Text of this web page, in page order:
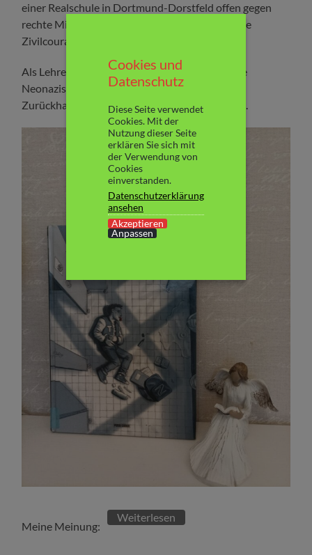
einer Realschule in Dortmund-Dorstfeld offen gegen
rechte Mitschüler steht, ahnt er nicht, dass diese
Zivilcourage sein Leben in Gefahr bringt.
Als Lehrer und Eltern ihm nicht glauben und die
Neonazis das mitbekommen, gibt es keine
Zurückhaltung mehr und die Gewalt eskaliert….
Meine Meinung:
Weiterlesen
Cookies und
Datenschutz
Diese Seite verwendet
Cookies. Mit der
Nutzung dieser Seite
erklären Sie sich mit
der Verwendung von
Cookies
einverstanden.
Datenschutzerklärung
ansehen
Akzeptieren
Anpassen